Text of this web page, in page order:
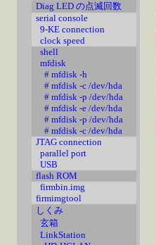
Diag LED の点滅回数
serial console
9-KE connection
clock speed
shell
mfdisk
# mfdisk -h
# mfdisk -c /dev/hda
# mfdisk -p /dev/hda
# mfdisk -e /dev/hda
# mfdisk -p /dev/hda
# mfdisk -c /dev/hda
JTAG connection
parallel port
USB
flash ROM
firmbin.img
firmimgtool
しくみ
玄箱
LinkStation